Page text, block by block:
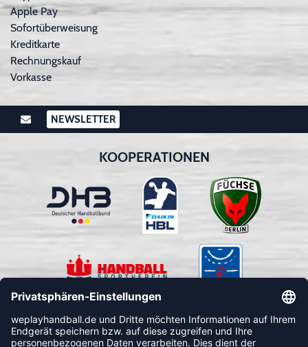
Apple Pay
Sofortüberweisung
Kreditkarte
Rechnungskauf
Vorkasse
NEWSLETTER
KOOPERATIONEN
FOLLOW US